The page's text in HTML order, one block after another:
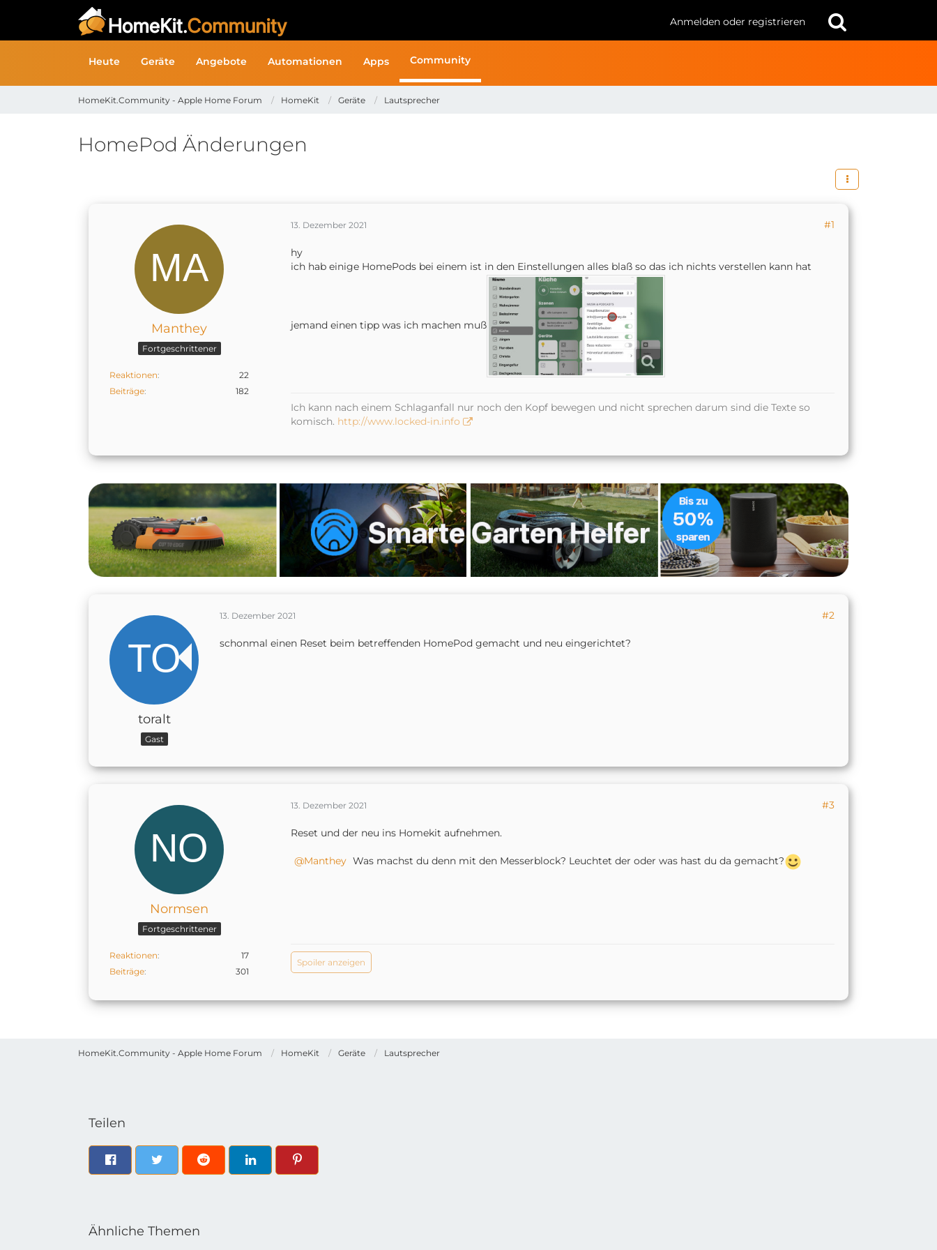
Anmelden oder registrieren
Heute Geräte Angebote Automationen Apps Community
HomeKit.Community - Apple Home Forum HomeKit Geräte Lautsprecher
HomeKit.Community - Apple Home Forum HomeKit Geräte Lautsprecher
HomePod Änderungen
Manthey
Fortgeschrittener
Reaktionen
22
Beiträge
182
13. Dezember 2021 #1
hy
ich hab einige HomePods bei einem ist in den Einstellungen alles blaß so das ich nichts verstellen kann hat
jemand einen tipp was ich machen muß
Ich kann nach einem Schlaganfall nur noch den Kopf bewegen und nicht sprechen darum sind die Texte so
komisch. http://www.locked-in.info
toralt
Gast
13. Dezember 2021 #2
schonmal einen Reset beim betreffenden HomePod gemacht und neu eingerichtet?
Normsen
Fortgeschrittener
Reaktionen
17
Beiträge
301
13. Dezember 2021 #3
Reset und der neu ins Homekit aufnehmen.
Manthey Was machst du denn mit den Messerblock? Leuchtet der oder was hast du da gemacht?
Spoiler anzeigen
Teilen
Ähnliche Themen